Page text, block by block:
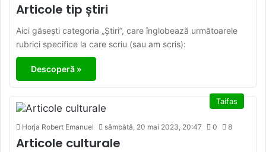
Articole tip știri
Aici găsești categoria „Știri”, care înglobează următoarele
rubrici specifice la care scriu (sau am scris):
Descoperă »
Taifas
Horja Robert Emanuel sâmbătă, 20 mai 2023, 20:47 0 8
Articole culturale